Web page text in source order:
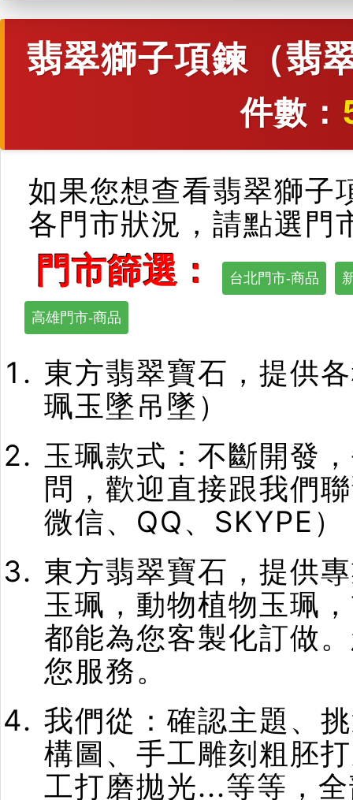
翡翠獅子項鍊（翡
件數：
如果您想查看翡翠獅子
各門市狀況，請點選門
門市篩選： 台北門市-商品
高雄門市-商品
東方翡翠寶石，提供
珮玉墜吊墜）
玉珮款式：不斷開發
問，歡迎直接跟我們
微信、QQ、SKYPE）
東方翡翠寶石，提供
玉珮，動物植物玉珮
都能為您客製化訂做
您服務。
我們從：確認主題、
構圖、手工雕刻粗胚
工打磨拋光...等等，